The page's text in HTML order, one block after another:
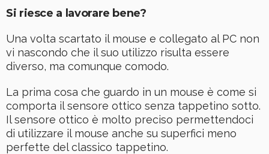
Si riesce a lavorare bene?
Una volta scartato il mouse e collegato al PC non
vi nascondo che il suo utilizzo risulta essere
diverso, ma comunque comodo.
La prima cosa che guardo in un mouse è come si
comporta il sensore ottico senza tappetino sotto.
Il sensore ottico è molto preciso permettendoci
di utilizzare il mouse anche su superfici meno
perfette del classico tappetino.